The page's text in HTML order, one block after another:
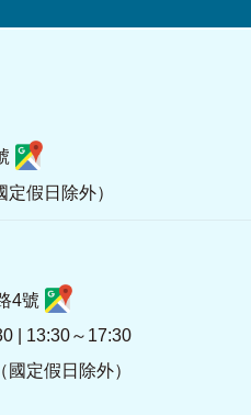
假日除外）
4號
| 13:30～17:30
定假日除外）